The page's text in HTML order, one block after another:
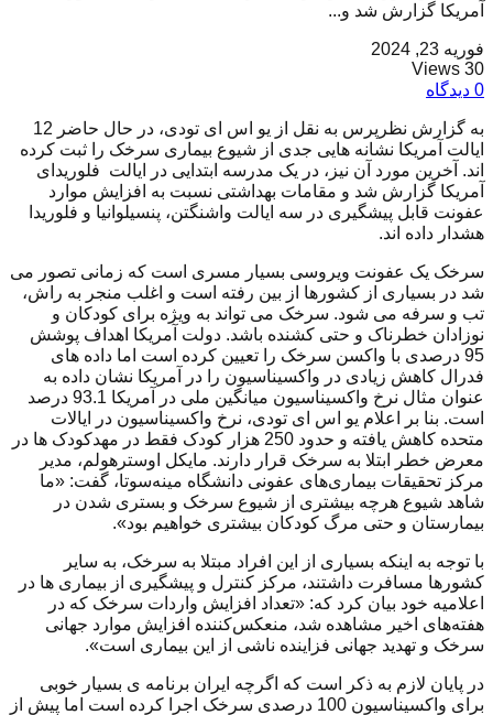
آمریکا گزارش شد و...
فوریه 23, 2024
30 Views
0 دیدگاه
به گزارش نظرپرس به نقل از یو اس ای تودی، در حال حاضر 12
ایالت آمریکا نشانه هایی جدی از شیوع بیماری سرخک را ثبت کرده
اند. آخرین مورد آن نیز، در یک مدرسه ابتدایی در ایالت فلوریدای
آمریکا گزارش شد و مقامات بهداشتی نسبت به افزایش موارد
عفونت قابل پیشگیری در سه ایالت واشنگتن، پنسیلوانیا و فلوریدا
هشدار داده اند.
سرخک یک عفونت ویروسی بسیار مسری است که زمانی تصور می
شد در بسیاری از کشورها از بین رفته است و اغلب منجر به راش،
تب و سرفه می شود. سرخک می تواند به ویژه برای کودکان و
نوزادان خطرناک و حتی کشنده باشد. دولت آمریکا اهداف پوشش
95 درصدی با واکسن سرخک را تعیین کرده است اما داده های
فدرال کاهش زیادی در واکسیناسیون را در آمریکا نشان داده به
عنوان مثال نرخ واکسیناسیون میانگین ملی در آمریکا 93.1 درصد
است. بنا بر اعلام یو اس ای تودی، نرخ واکسیناسیون در ایالات
متحده کاهش یافته و حدود 250 هزار کودک فقط در مهدکودک ها در
معرض خطر ابتلا به سرخک قرار دارند. مایکل اوسترهولم، مدیر
مرکز تحقیقات بیماری‌های عفونی دانشگاه مینه‌سوتا، گفت: «ما
شاهد شیوع هرچه بیشتری از شیوع سرخک و بستری شدن در
بیمارستان و حتی مرگ کودکان بیشتری خواهیم بود».
با توجه به اینکه بسیاری از این افراد مبتلا به سرخک، به سایر
کشورها مسافرت داشتند، مرکز کنترل و پیشگیری از بیماری ها در
اعلامیه خود بیان کرد که: «تعداد افزایش واردات سرخک که در
هفته‌های اخیر مشاهده شد، منعکس‌کننده افزایش موارد جهانی
سرخک و تهدید جهانی فزاینده ناشی از این بیماری است».
در پایان لازم به ذکر است که اگرچه ایران برنامه ی بسیار خوبی
برای واکسیناسیون 100 درصدی سرخک اجرا کرده است اما پیش از